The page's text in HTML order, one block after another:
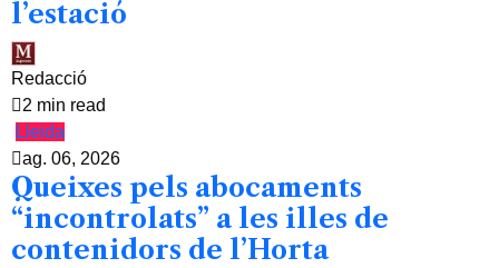
l’estació
Redacció
2 min read
Lleida
ag. 06, 2026
Queixes pels abocaments
“incontrolats” a les illes de
contenidors de l’Horta